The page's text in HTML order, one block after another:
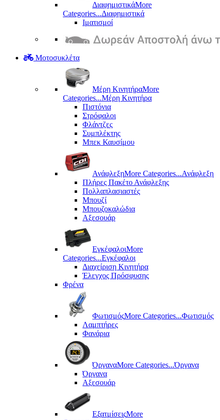
ΔιαφημιστικάMore
Categories...Διαφημιστικά
Ιματισμοί
Μοτοσυκλέτα
Μέρη KινητήραMore
Categories...Μέρη Kινητήρα
Πιστόνια
Στρόφαλοι
Φλάντζες
Συμπλέκτης
Μπεκ Καυσίμου
ΑνάφλεξηMore Categories...Ανάφλεξη
Πλήρες Πακέτο Ανάφλεξης
Πολλαπλασιαστές
Μπουζί
Μπουζοκαλώδια
Αξεσουάρ
ΕγκέφαλοιMore
Categories...Εγκέφαλοι
Διαχείριση Κινητήρα
Έλεγχος Πρόσφυσης
Φρένα
ΦωτισμόςMore Categories...Φωτισμός
Λαμπτήρες
Φανάρια
ΌργαναMore Categories...Όργανα
Όργανα
Αξεσουάρ
ΕξατμίσειςMore